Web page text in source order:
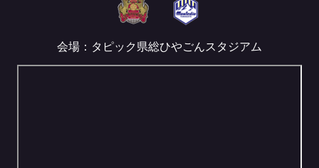
会場：タピック県総ひやごんスタジアム